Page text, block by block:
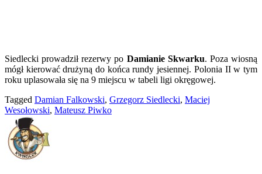
Siedlecki prowadził rezerwy po Damianie Skwarku. Poza wiosną
mógł kierować drużyną do końca rundy jesiennej. Polonia II w tym
roku uplasowała się na 9 miejscu w tabeli ligi okręgowej.
Tagged Damian Falkowski, Grzegorz Siedlecki, Maciej
Wesołowski, Mateusz Piwko